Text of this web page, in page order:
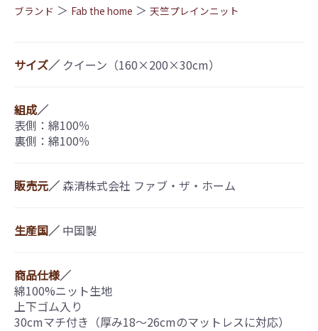
ブランド ＞ Fab the home ＞ 天竺プレインニット
サイズ／ クイーン（160×200×30cm）
組成／
表側：綿100％
裏側：綿100％
販売元／ 森清株式会社 ファブ・ザ・ホーム
生産国／ 中国製
商品仕様／
綿100%ニット生地
上下ゴム入り
30cmマチ付き（厚み18〜26cmのマットレスに対応）